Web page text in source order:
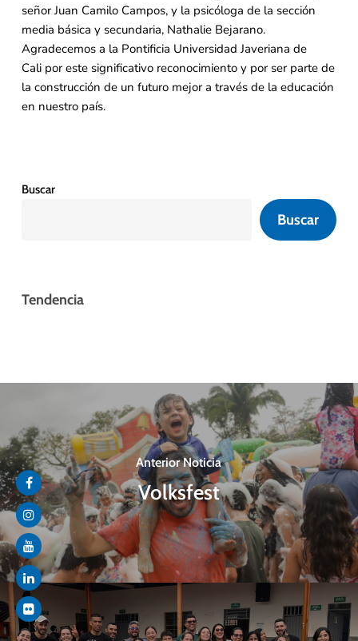
señor Juan Camilo Campos, y la psicóloga de la sección
media básica y secundaria, Nathalie Bejarano.
Agradecemos a la Pontificia Universidad Javeriana de
Cali por este significativo reconocimiento y por ser parte de
la construcción de un futuro mejor a través de la educación
en nuestro país.
Buscar
Buscar
Tendencia
Anterior Noticia
Volksfest